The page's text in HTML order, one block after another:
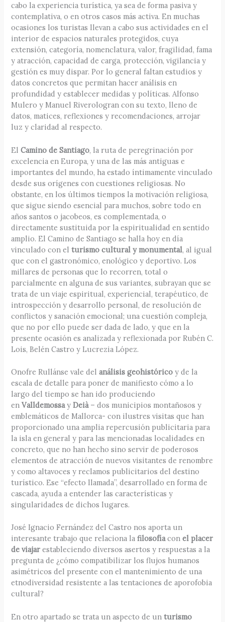
cabo la experiencia turística, ya sea de forma pasiva y
contemplativa, o en otros casos más activa. En muchas
ocasiones los turistas llevan a cabo sus actividades en el
interior de espacios naturales protegidos, cuya
extensión, categoría, nomenclatura, valor, fragilidad, fama
y atracción, capacidad de carga, protección, vigilancia y
gestión es muy dispar. Por lo general faltan estudios y
datos concretos que permitan hacer análisis en
profundidad y establecer medidas y políticas. Alfonso
Mulero y Manuel Riverologran con su texto, lleno de
datos, matices, reflexiones y recomendaciones, arrojar
luz y claridad al respecto.
ElCamino de Santiago, la ruta de peregrinación por
excelencia en Europa, y una de las más antiguas e
importantes del mundo, ha estado íntimamente vinculado
desde sus orígenes con cuestiones religiosas. No
obstante, en los últimos tiempos la motivación religiosa,
que sigue siendo esencial para muchos, sobre todo en
años santos o jacobeos, es complementada, o
directamente sustituida por la espiritualidad en sentido
amplio. El Camino de Santiago se halla hoy en día
vinculado con elturismo cultural y monumental, al igual
que con el gastronómico, enológico y deportivo. Los
millares de personas que lo recorren, total o
parcialmente en alguna de sus variantes, subrayan que se
trata de un viaje espiritual, experiencial, terapéutico, de
introspección y desarrollo personal, de resolución de
conflictos y sanación emocional; una cuestión compleja,
que no por ello puede ser dada de lado, y que en la
presente ocasión es analizada y reflexionada por Rubén C.
Lois, Belén Castro y Lucrezia López.
Onofre Rullánse vale delanálisis geohistórico y de la
escala de detalle para poner de manifiesto cómo a lo
largo del tiempo se han ido produciendo
enValldemossayDeià– dos municipios montañosos y
emblemáticos de Mallorca- con ilustres visitas que han
proporcionado una amplia repercusión publicitaria para
la isla en general y para las mencionadas localidades en
concreto, que no han hecho sino servir de poderosos
elementos de atracción de nuevos visitantes de renombre
y como altavoces y reclamos publicitarios del destino
turístico. Ese “efecto llamada”, desarrollado en forma de
cascada, ayuda a entender las características y
singularidades de dichos lugares.
José Ignacio Fernández del Castro nos aporta un
interesante trabajo que relaciona lafilosofíaconel placer
de viajar estableciendo diversos asertos y respuestas a la
pregunta de ¿cómo compatibilizar los flujos humanos
asimétricos del presente con el mantenimiento de una
etnodiversidad resistente a las tentaciones de aporofobia
cultural?
En otro apartado se trata un aspecto de unturismo